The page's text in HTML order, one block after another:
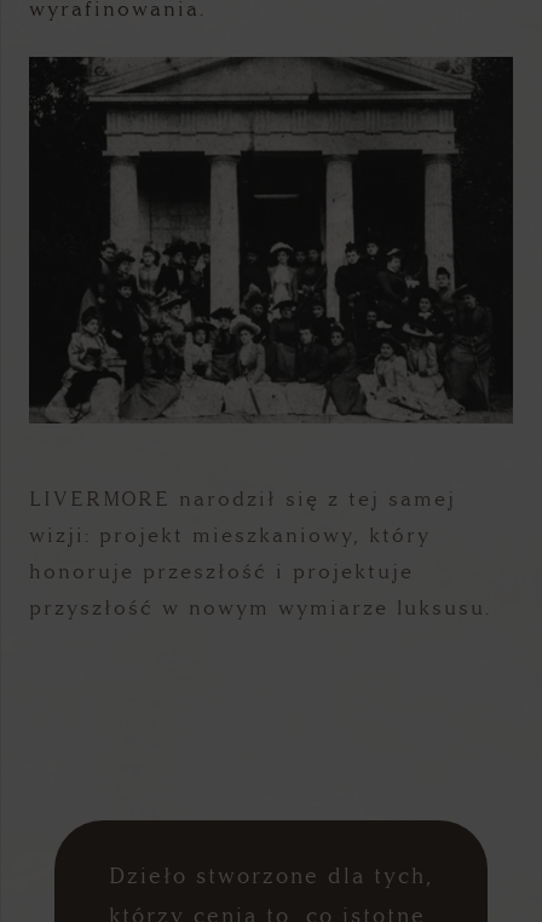
wyrafinowania.
LIVERMORE narodził się z tej samej
wizji: projekt mieszkaniowy, który
honoruje przeszłość i projektuje
przyszłość w nowym wymiarze luksusu.
Dzieło stworzone dla tych,
którzy cenią to, co istotne,